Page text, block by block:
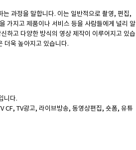
과정을 말합니다. 이는 일반적으로 촬영, 편집,
가지고 제품이나 서비스 등을 사람들에게 널리 알
하고 다양한 방식의 영상 제작이 이루어지고 있습
더욱 높아지고 있습니다.
니다.
CF, TV광고, 라이브방송, 동영상편집, 숏폼, 유튜